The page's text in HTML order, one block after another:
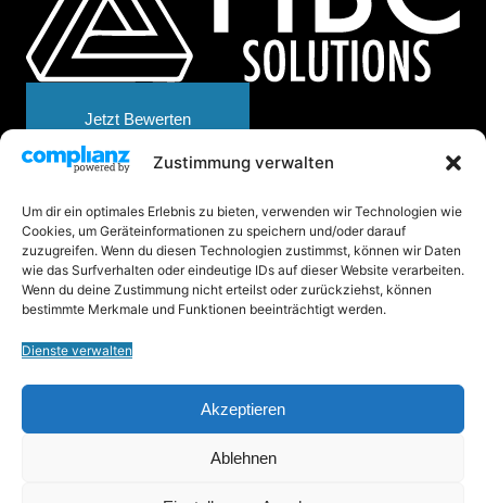
Zustimmung verwalten
Um dir ein optimales Erlebnis zu bieten, verwenden wir Technologien wie
Cookies, um Geräteinformationen zu speichern und/oder darauf
zuzugreifen. Wenn du diesen Technologien zustimmst, können wir Daten
wie das Surfverhalten oder eindeutige IDs auf dieser Website verarbeiten.
Wenn du deine Zustimmung nicht erteilst oder zurückziehst, können
bestimmte Merkmale und Funktionen beeinträchtigt werden.
Dienste verwalten
Akzeptieren
Ablehnen
Jetzt Bewerten
Muldenstraße 6c
08304 Schönheide
+49 (0) 3771 2593973
info@fibc-solutions.com
© 2026 - FIBCS Solutions